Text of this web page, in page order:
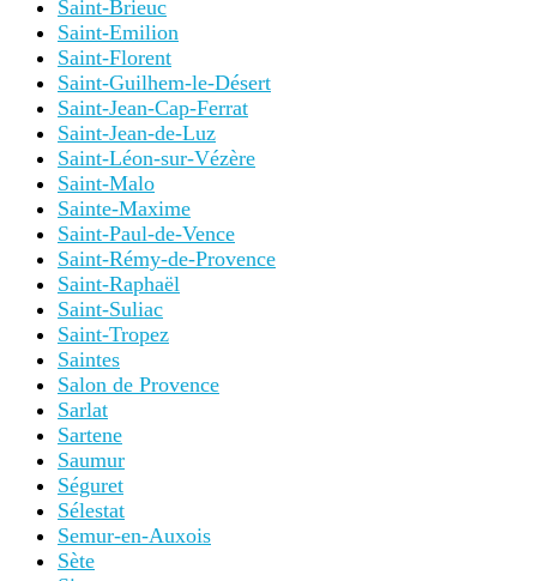
Saint-Brieuc
Saint-Emilion
Saint-Florent
Saint-Guilhem-le-Désert
Saint-Jean-Cap-Ferrat
Saint-Jean-de-Luz
Saint-Léon-sur-Vézère
Saint-Malo
Sainte-Maxime
Saint-Paul-de-Vence
Saint-Rémy-de-Provence
Saint-Raphaël
Saint-Suliac
Saint-Tropez
Saintes
Salon de Provence
Sarlat
Sartene
Saumur
Séguret
Sélestat
Semur-en-Auxois
Sète